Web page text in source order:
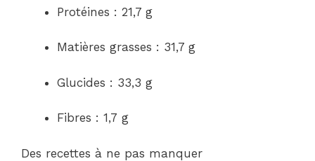
Protéines : 21,7 g
Matières grasses : 31,7 g
Glucides : 33,3 g
Fibres : 1,7 g
Des recettes à ne pas manquer